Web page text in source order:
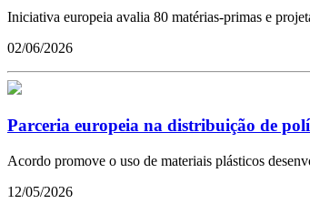
Iniciativa europeia avalia 80 matérias-primas e
02/06/2026
Parceria europeia na distribuição de
Acordo promove o uso de materiais plásticos
12/05/2026